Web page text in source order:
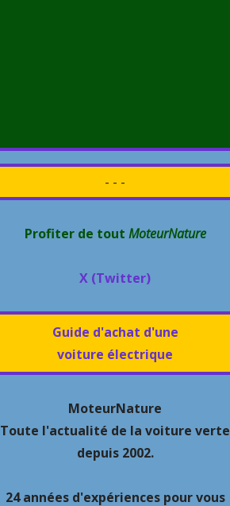
- - -
Profiter de tout MoteurNature
X (Twitter)
Guide d'achat d'une
voiture électrique
MoteurNature
Toute l'actualité de la voiture verte
depuis 2002.
24 années d'expériences pour vous